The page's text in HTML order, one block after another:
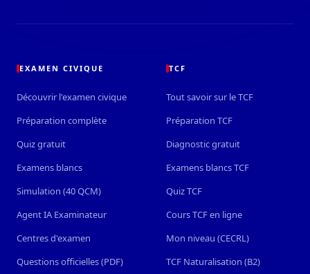
EXAMEN CIVIQUE
Découvrir l'examen civique
Préparation complète
Quiz gratuit
Examens blancs
Simulation (40 QCM)
Agent IA Examinateur
Centres d'examen
Questions officielles (PDF)
TCF
Tout savoir sur le TCF
Préparation TCF
Diagnostic gratuit
Examens blancs TCF
Quiz TCF
Cours TCF en ligne
Mon niveau (CECRL)
TCF Naturalisation (B2)